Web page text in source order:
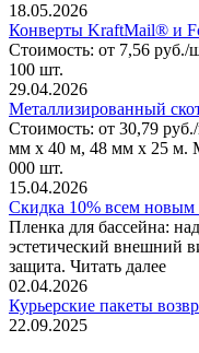
18.05.2026
Конверты KraftMail® и
Стоимость: от 7,56
100 шт.
29.04.2026
Металлизированный
Стоимость: от 30,79
мм х 40 м, 48 мм х 25 м.
000 шт.
15.04.2026
Скидка 10% всем новым
Пленка для бассейна:
эстетический внешний
защита. Читать далее
02.04.2026
Курьерские пакеты
22.09.2025